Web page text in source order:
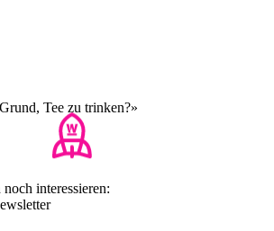
Tee zu trinken?»
interessieren: